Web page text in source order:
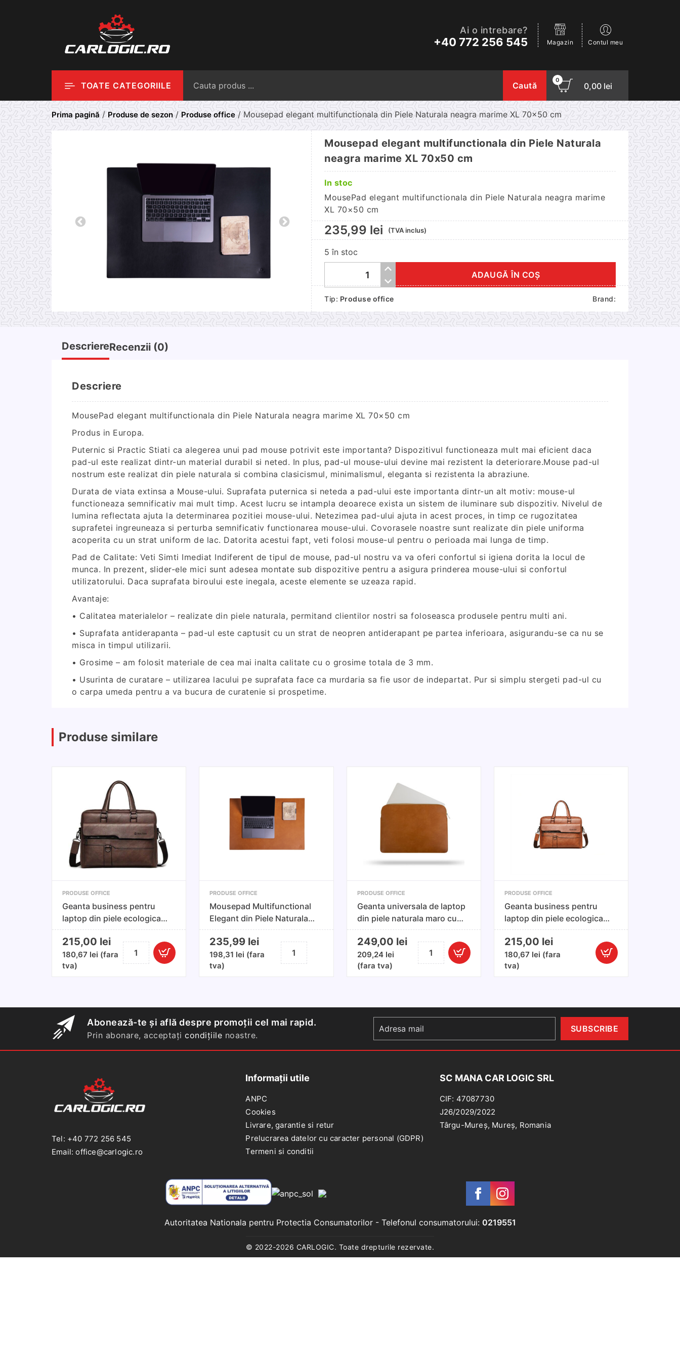
Ai o intrebare?
+40 772 256 545 Magazin Contul meu
TOATE CATEGORIILE Caută
0
0,00 lei
Prima pagină/ Produse de sezon/Produse office/ Mousepad elegant multifunctionala din Piele Naturala neagra marime XL 70×50 cm
Mousepad elegant multifunctionala din Piele Naturala
neagra marime XL 70x50 cm
In stoc
MousePad elegant multifunctionala din Piele Naturala neagra marime
XL 70×50 cm
235,99 lei (TVA inclus)
5 în stoc
Cantitate
elegant
multifunctionala
din
70x50
cm
ADAUGĂ ÎN COȘ
Tip: Produse office Brand:
DescriereRecenzii (0)
Descriere
MousePad elegant multifunctionala din Piele Naturala neagra marime XL 70×50 cm
Produs in Europa.
Puternic si Practic Stiati ca alegerea unui pad mouse potrivit este importanta? Dispozitivul functioneaza mult mai eficient daca
pad-ul este realizat dintr-un material durabil si neted. In plus, pad-ul mouse-ului devine mai rezistent la deteriorare.Mouse pad-ul
nostrum este realizat din piele naturala si combina clasicismul, minimalismul, eleganta si rezistenta la abraziune.
Durata de viata extinsa a Mouse-ului. Suprafata puternica si neteda a pad-ului este importanta dintr-un alt motiv: mouse-ul
functioneaza semnificativ mai mult timp. Acest lucru se intampla deoarece exista un sistem de iluminare sub dispozitiv. Nivelul de
lumina reflectata ajuta la determinarea pozitiei mouse-ului. Netezimea pad-ului ajuta in acest proces, in timp ce rugozitatea
suprafetei ingreuneaza si perturba semnificativ functionarea mouse-ului. Covorasele noastre sunt realizate din piele uniforma
acoperita cu un strat uniform de lac. Datorita acestui fapt, veti folosi mouse-ul pentru o perioada mai lunga de timp.
Pad de Calitate: Veti Simti Imediat Indiferent de tipul de mouse, pad-ul nostru va va oferi confortul si igiena dorita la locul de
munca. In prezent, slider-ele mici sunt adesea montate sub dispozitive pentru a asigura prinderea mouse-ului si confortul
utilizatorului. Daca suprafata biroului este inegala, aceste elemente se uzeaza rapid.
Avantaje:
• Calitatea materialelor – realizate din piele naturala, permitand clientilor nostri sa foloseasca produsele pentru multi ani.
• Suprafata antiderapanta – pad-ul este captusit cu un strat de neopren antiderapant pe partea inferioara, asigurandu-se ca nu se
misca in timpul utilizarii.
• Grosime – am folosit materiale de cea mai inalta calitate cu o grosime totala de 3 mm.
• Usurinta de curatare – utilizarea lacului pe suprafata face ca murdaria sa fie usor de indepartat. Pur si simplu stergeti pad-ul cu
o carpa umeda pentru a va bucura de curatenie si prospetime.
Produse similare
PRODUSE OFFICE
Geanta business pentru
laptop din piele ecologica
culoare maro,
compatibilitate laptop pana
la 15'6 inch
215,00 lei
180,67 lei (fara
tva)
Cantitate
Geanta
din
piele
ecologica
la
PRODUSE OFFICE
Mousepad Multifunctional
Elegant din Piele Naturala
Maro XL 70x50 cm
235,99 lei
198,31 lei (fara
tva)
Cantitate
Mousepad
Piele
Naturala
PRODUSE OFFICE
Geanta universala de laptop
din piele naturala maro cu
fermoar 13-14 inch
249,00 lei
209,24 lei
(fara tva)
Cantitate
Geanta
din
piele
naturala
PRODUSE OFFICE
Geanta business pentru
laptop din piele ecologica
culoare maro,
compatibilitate laptop pana
la 15'6 inch
215,00 lei
180,67 lei (fara
tva)
Cantitate
laptop
din
piele
ecologica
Abonează-te și află despre promoții cel mai rapid.
Prin abonare, acceptați condițiile noastre.
Tel: +40 772 256 545
Email: office@carlogic.ro
Informații utile
ANPC
Cookies
Livrare, garantie si retur
Prelucrarea datelor cu caracter personal (GDPR)
Termeni si conditii
SC MANA CAR LOGIC SRL
CIF: 47087730
J26/2029/2022
Târgu-Mureș, Mureș, Romania
Autoritatea Nationala pentru Protectia Consumatorilor- Telefonul consumatorului: 0219551
© 2022-2026 CARLOGIC. Toate drepturile rezervate.